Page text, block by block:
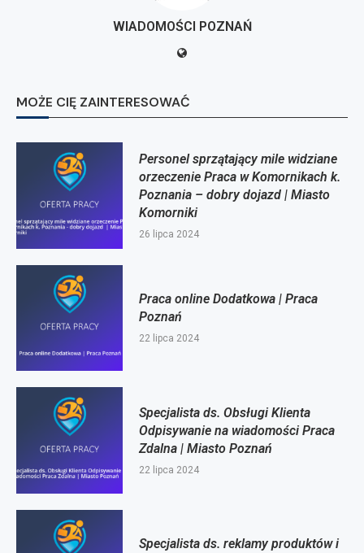
WIADOMOŚCI POZNAŃ
MOŻE CIĘ ZAINTERESOWAĆ
Personel sprzątający mile widziane
orzeczenie Praca w Komornikach k.
Poznania – dobry dojazd | Miasto
Komorniki
26 lipca 2024
Praca online Dodatkowa | Praca
Poznań
22 lipca 2024
Specjalista ds. Obsługi Klienta
Odpisywanie na wiadomości Praca
Zdalna | Miasto Poznań
22 lipca 2024
Specjalista ds. reklamy produktów i